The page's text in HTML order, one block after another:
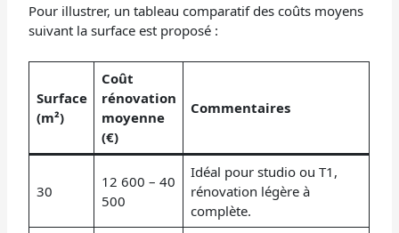
Pour illustrer, un tableau comparatif des coûts moyens
suivant la surface est proposé :
Surface
(m²)
Coût
rénovation
moyenne
(€)
Commentaires
30
12 600 – 40
500
Idéal pour studio ou T1,
rénovation légère à
complète.